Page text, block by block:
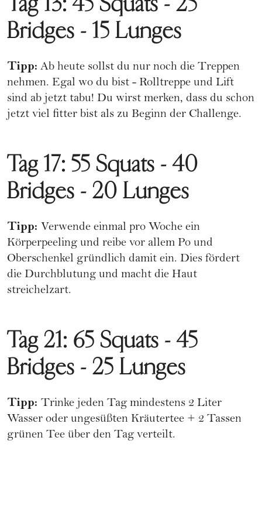
Bridges - 15 Lunges
Tipp: Ab heute sollst du nur noch die Treppen
nehmen. Egal wo du bist - Rolltreppe und Lift
sind ab jetzt tabu! Du wirst merken, dass du schon
jetzt viel fitter bist als zu Beginn der Challenge.
Tag 17: 55 Squats - 40
Bridges - 20 Lunges
Tipp: Verwende einmal pro Woche ein
Körperpeeling und reibe vor allem Po und
Oberschenkel gründlich damit ein. Dies fördert
die Durchblutung und macht die Haut
streichelzart.
Tag 21: 65 Squats - 45
Bridges - 25 Lunges
Tipp: Trinke jeden Tag mindestens 2 Liter
Wasser oder ungesüßten Kräutertee + 2 Tassen
grünen Tee über den Tag verteilt.